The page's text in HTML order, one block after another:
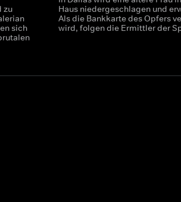
zu
sich
Haus niedergeschlagen und
Als die Bankkarte des Opfers
wird, folgen die Ermittler der